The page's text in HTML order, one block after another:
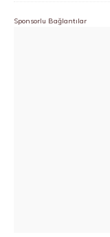
Sponsorlu Bağlantılar